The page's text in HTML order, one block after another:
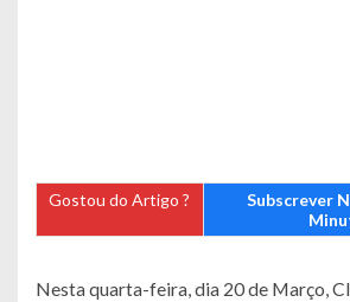
Gostou do Artigo ?
Subscrever
Nesta quarta-feira, dia 20 de Março,